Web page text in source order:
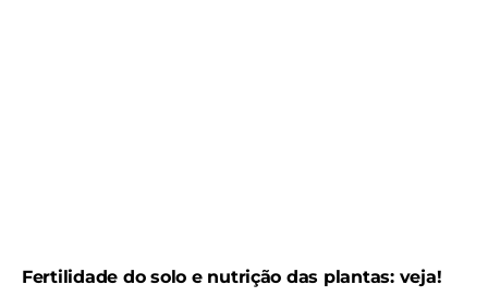
Fertilidade do solo e nutrição das plantas: veja!